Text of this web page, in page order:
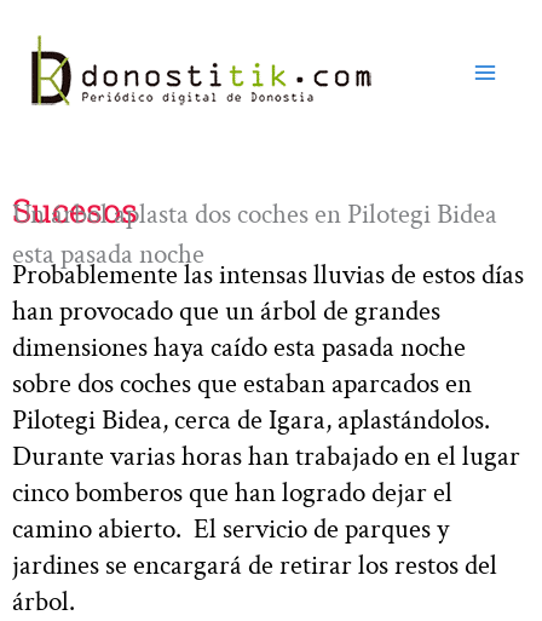
contenido
Sucesos
Un árbol aplasta dos coches en Pilotegi Bidea
esta pasada noche
Probablemente las intensas lluvias de estos días
han provocado que un árbol de grandes
dimensiones haya caído esta pasada noche
sobre dos coches que estaban aparcados en
Pilotegi Bidea, cerca de Igara, aplastándolos.
Durante varias horas han trabajado en el lugar
cinco bomberos que han logrado dejar el
camino abierto. El servicio de parques y
jardines se encargará de retirar los restos del
árbol.